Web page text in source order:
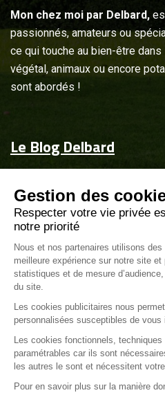
Mon chez moi par Delbard,
passionnés, amateurs ou
ce qui touche au bien-être
végétal, animaux ou encore
sont abordés !
Le Blog Delbard
Jardin & maison
Inspiration
Couvrez-les d'attentions
Delbard.fr
Mentions légales
Politique de gestions de
Gestion des
Respecter votre vie privée
notre priorité
Nous et nos partenaires utilisons
meilleure expérience sur notre site
statistiques et de mesure
du site.
Les cookies publicitaires nous
personnalisées susceptibles de vous
Les cookies fonctionnels,
paramétrables car ils sont
les autres le sont et nécessitent
Pour en savoir plus sur la manière